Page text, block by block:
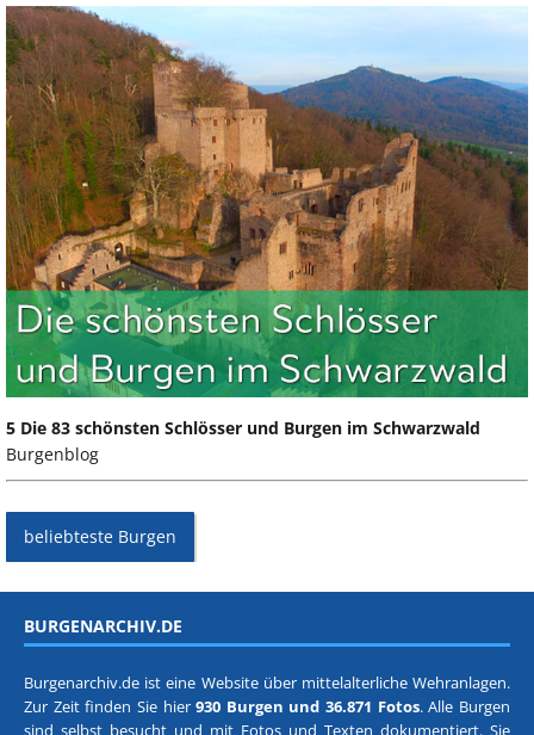
5 Die 83 schönsten Schlösser und Burgen im Schwarzwald
Burgenblog
beliebteste Burgen
BURGENARCHIV.DE
Burgenarchiv.de ist eine Website über mittelalterliche Wehranlagen.
Zur Zeit finden Sie hier930 Burgen und 36.871 Fotos. Alle Burgen
sind selbst besucht und mit Fotos und Texten dokumentiert. Sie